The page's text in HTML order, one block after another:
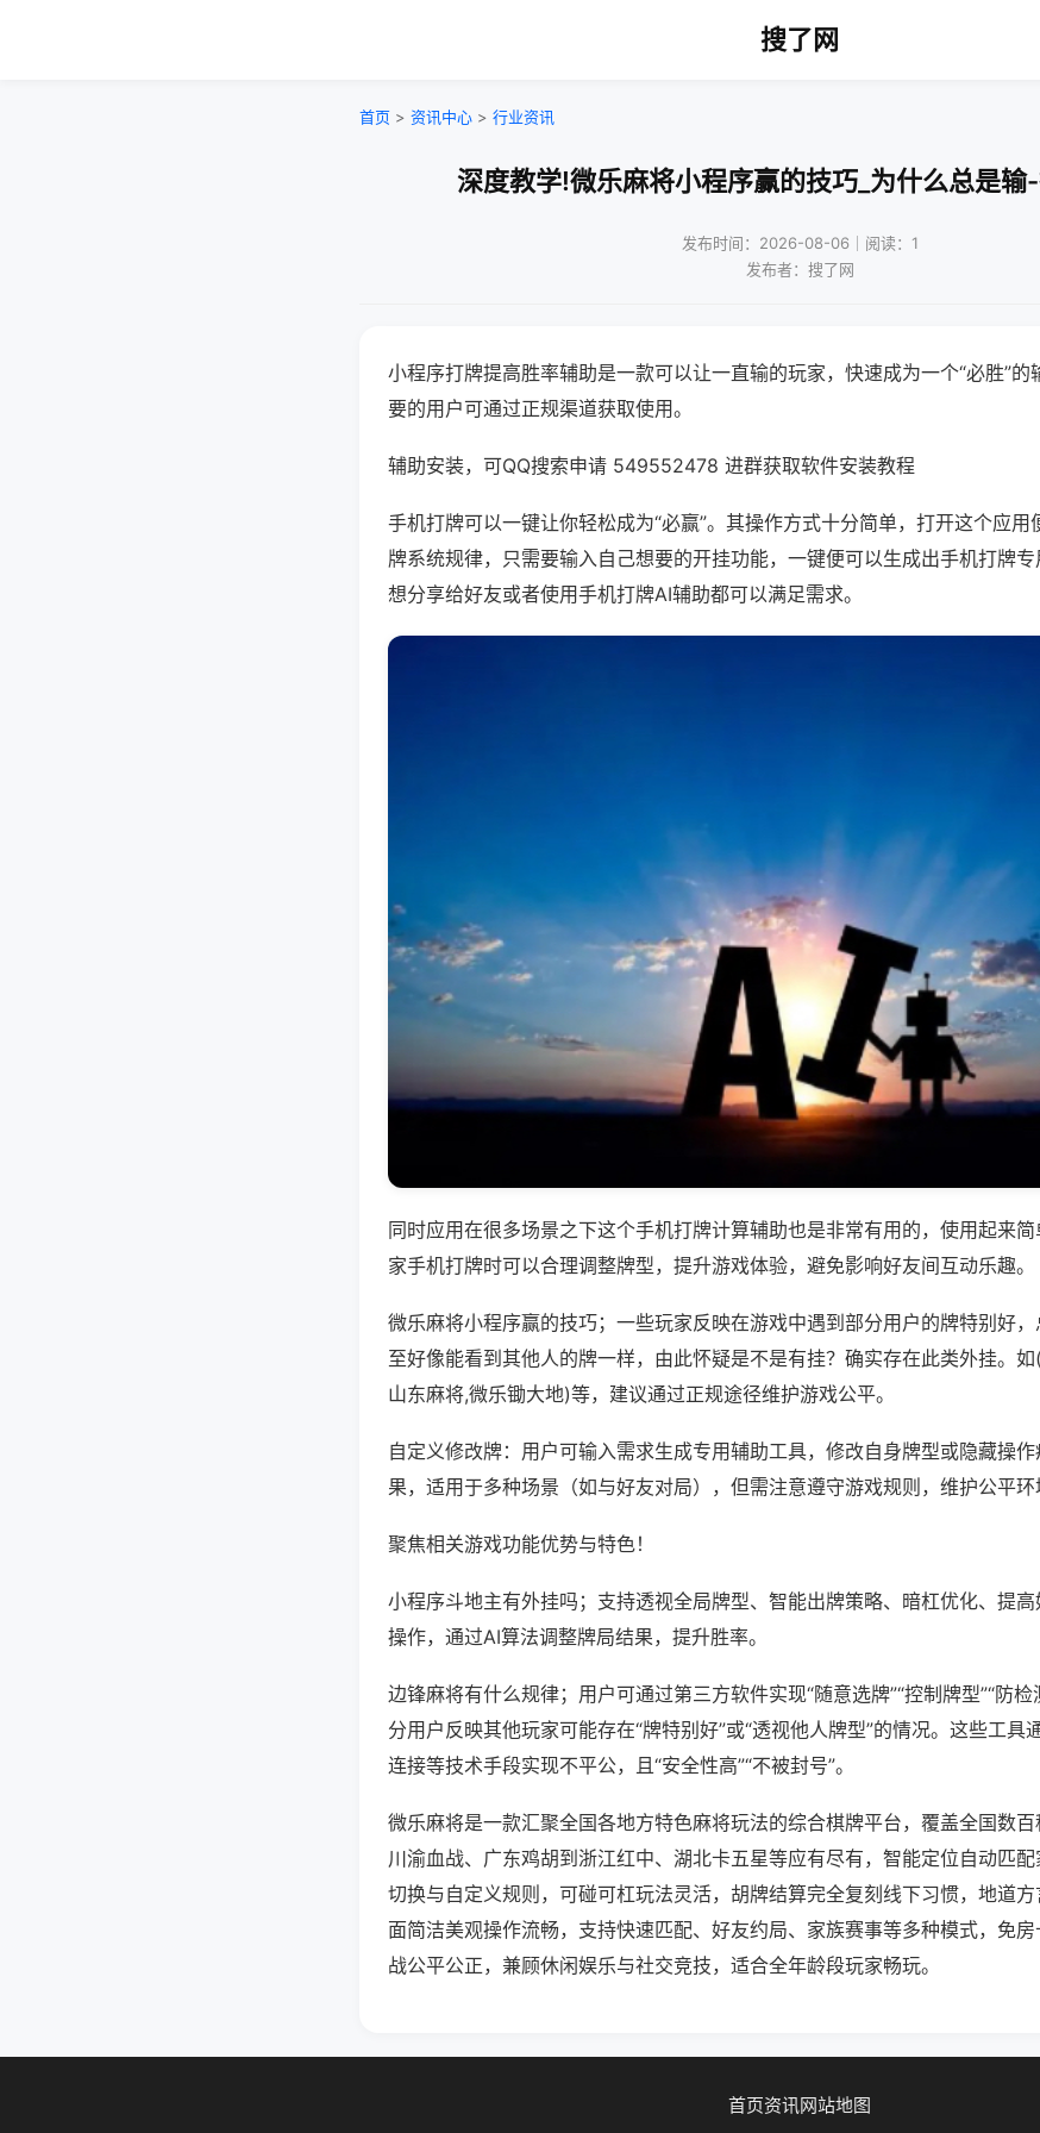
搜了网
首页 > 资讯中心 > 行业资讯
深度教学!微乐麻将小程序赢的技巧_为什么总是输
发布时间：2026-08-06｜阅读：1
发布者：搜了网
小程序打牌提高胜率辅助是一款可以让一直输的玩家，快速成为一个“必胜”的
要的用户可通过正规渠道获取使用。
辅助安装，可QQ搜索申请 549552478 进群获取软件安装教程
手机打牌可以一键让你轻松成为“必赢”。其操作方式十分简单，打开这个应用
牌系统规律，只需要输入自己想要的开挂功能，一键便可以生成出手机打牌
想分享给好友或者使用手机打牌AI辅助都可以满足需求。
同时应用在很多场景之下这个手机打牌计算辅助也是非常有用的，使用起来
家手机打牌时可以合理调整牌型，提升游戏体验，避免影响好友间互动乐趣。
微乐麻将小程序赢的技巧；一些玩家反映在游戏中遇到部分用户的牌特别好
至好像能看到其他人的牌一样，由此怀疑是不是有挂？确实存在此类外挂。
山东麻将,微乐锄大地)等，建议通过正规途径维护游戏公平。
自定义修改牌：用户可输入需求生成专用辅助工具，修改自身牌型或隐藏操作
果，适用于多种场景（如与好友对局），但需注意遵守游戏规则，维护公平环
聚焦相关游戏功能优势与特色！
小程序斗地主有外挂吗；支持透视全局牌型、智能出牌策略、暗杠优化、提
操作，通过AI算法调整牌局结果，提升胜率。
边锋麻将有什么规律；用户可通过第三方软件实现“随意选牌”“控制牌型”“防
分用户反映其他玩家可能存在“牌特别好”或“透视他人牌型”的情况。这些工具
连接等技术手段实现不平公，且“安全性高”“不被封号”。
微乐麻将是一款汇聚全国各地方特色麻将玩法的综合棋牌平台，覆盖全国数
川渝血战、广东鸡胡到浙江红中、湖北卡五星等应有尽有，智能定位自动匹
切换与自定义规则，可碰可杠玩法灵活，胡牌结算完全复刻线下习惯，地道
面简洁美观操作流畅，支持快速匹配、好友约局、家族赛事等多种模式，免
战公平公正，兼顾休闲娱乐与社交竞技，适合全年龄段玩家畅玩。
首页资讯网站地图